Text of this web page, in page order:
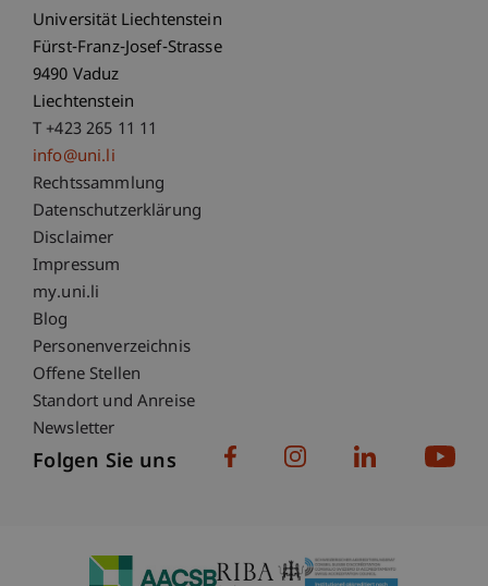
Universität Liechtenstein
Fürst-Franz-Josef-Strasse
9490 Vaduz
Liechtenstein
T +423 265 11 11
info@uni.li
Fußzeile Rechtliche Hinweise
Rechtssammlung
Datenschutzerklärung
Disclaimer
Impressum
Fußzeile Subdomain-Verzeichnis
my.uni.li
Blog
Personenverzeichnis
Offene Stellen
Standort und Anreise
Newsletter
Folgen Sie uns